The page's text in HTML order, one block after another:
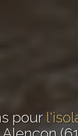
pour